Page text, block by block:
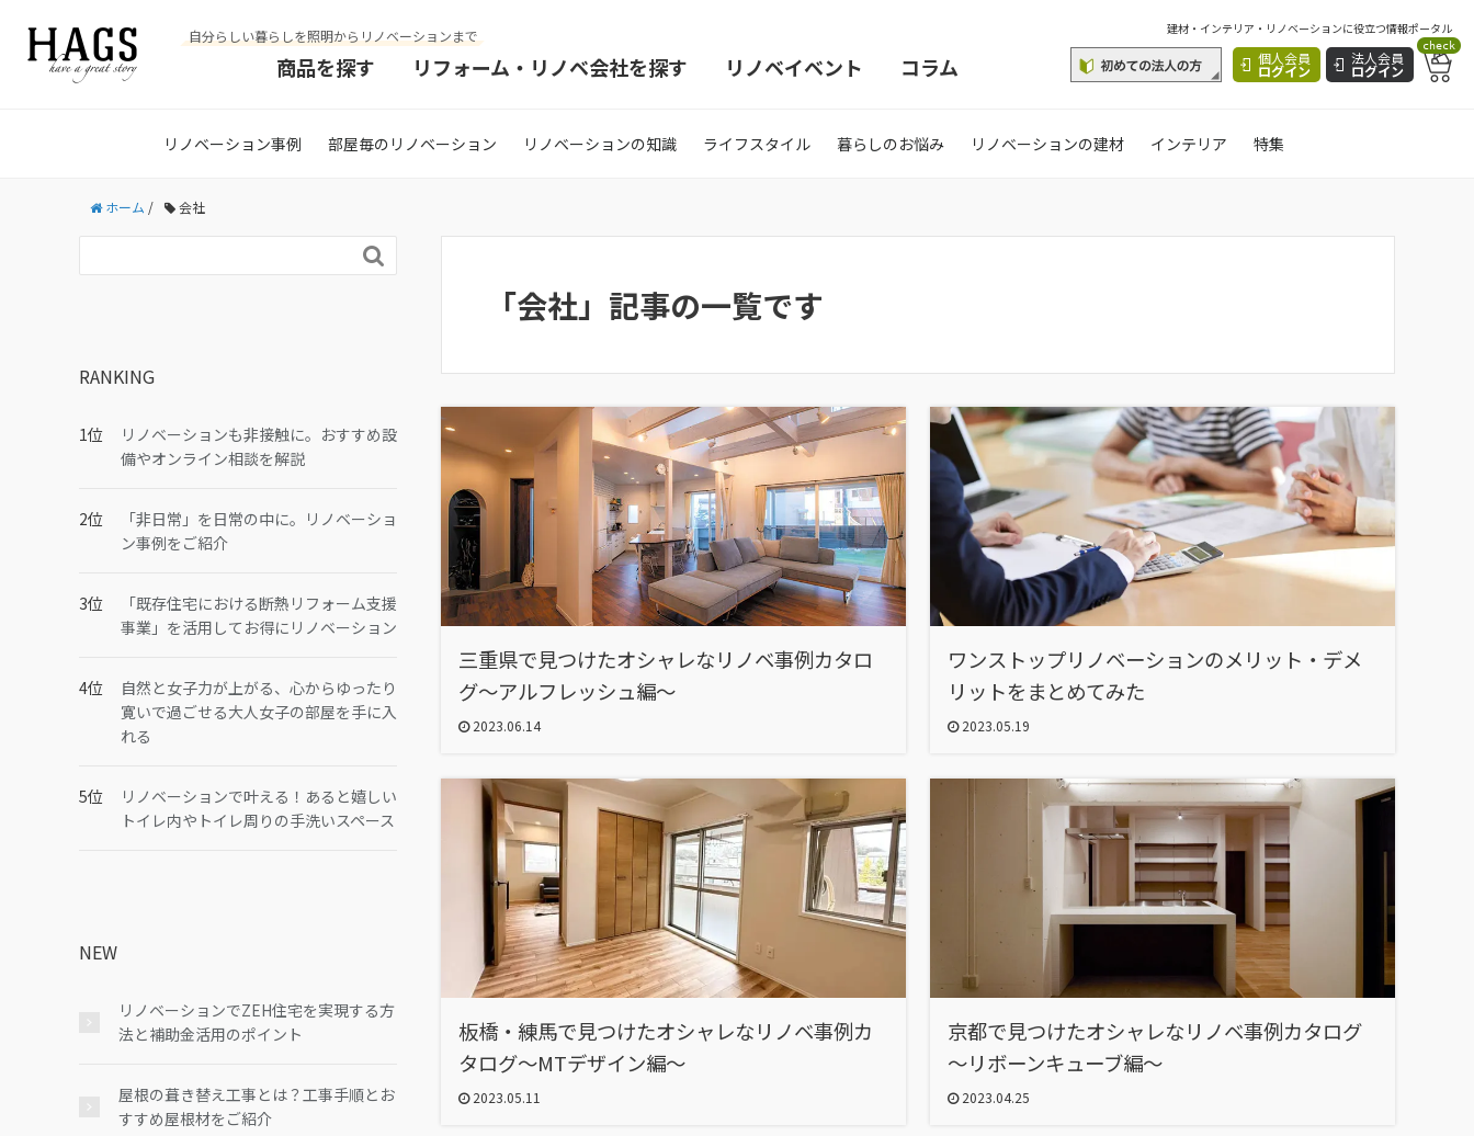
自分らしい暮らしを照明からリノベーションまで
商品を探す リフォーム・リノベ会社を探す リノベイベント コラム
建材・インテリア・リノベーションに役立つ情報ポータル
個人会員
ログイン
法人会員
ログイン
check
リノベーション事例 部屋毎のリノベーション リノベーションの知識 ライフスタイル 暮らしのお悩み リノベーションの建材 インテリア 特集
ホーム / 会社
「会社」記事の一覧です
三重県で見つけたオシャレなリノベ事例カタロ
グ～アルフレッシュ編～
2023.06.14
ワンストップリノベーションのメリット・デメ
リットをまとめてみた
2023.05.19
板橋・練馬で見つけたオシャレなリノベ事例カ
タログ～MTデザイン編～
2023.05.11
京都で見つけたオシャレなリノベ事例カタログ
～リボーンキューブ編～
2023.04.25

RANKING
リノベーションも非接触に。おすすめ設
備やオンライン相談を解説
「非日常」を日常の中に。リノベーショ
ン事例をご紹介
「既存住宅における断熱リフォーム支援
事業」を活用してお得にリノベーション
自然と女子力が上がる、心からゆったり
寛いで過ごせる大人女子の部屋を手に入
れる
リノベーションで叶える！あると嬉しい
トイレ内やトイレ周りの手洗いスペース
NEW
リノベーションでZEH住宅を実現する方
法と補助金活用のポイント
屋根の葺き替え工事とは？工事手順とお
すすめ屋根材をご紹介